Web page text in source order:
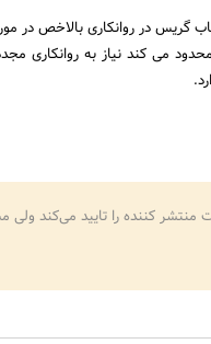
گریس در روانکاری بالاخص در
می کند نیاز به روانکاری
منتشر کننده را تایید می‌کند